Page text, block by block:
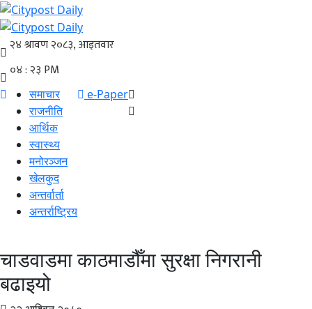
समाचार
राजनीति
आर्थिक
स्वास्थ्य
मनोरञ्जन
खेलकुद
अन्तर्वार्ता
अन्तर्राष्ट्रिय
e-Paper
चाडवाडमा काठमाडौँमा सुरक्षा निगरानी
बढाइयो